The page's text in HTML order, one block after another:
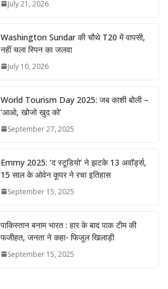
July 21, 2026
Washington Sundar की चौथे T20 में वापसी,
नहीं चला स्पिन का जलवा
July 10, 2026
World Tourism Day 2025: जब काशी बोली –
‘आओ, खोजो खुद को’
September 27, 2025
Emmy 2025: ‘द स्टूडियो’ ने झटके 13 अवॉर्ड्स,
15 साल के ओवेन कूपर ने रचा इतिहास
September 15, 2025
पाकिस्तान बनाम भारत : हार के बाद पाक टीम की
फजीहत, जनता ने कहा- फिजूल खिलाड़ी
September 15, 2025